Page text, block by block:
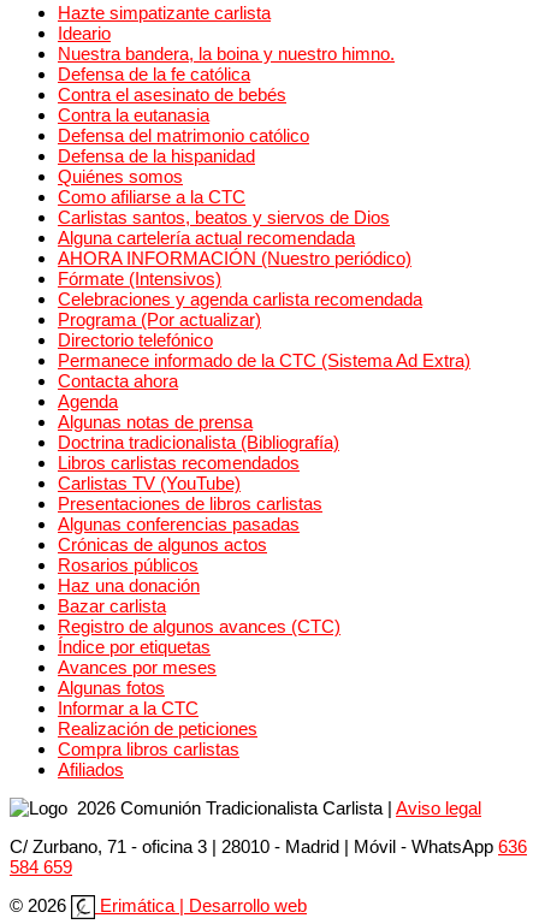
Hazte simpatizante carlista
Ideario
Nuestra bandera, la boina y nuestro himno.
Defensa de la fe católica
Contra el asesinato de bebés
Contra la eutanasia
Defensa del matrimonio católico
Defensa de la hispanidad
Quiénes somos
Como afiliarse a la CTC
Carlistas santos, beatos y siervos de Dios
Alguna cartelería actual recomendada
AHORA INFORMACIÓN (Nuestro periódico)
Fórmate (Intensivos)
Celebraciones y agenda carlista recomendada
Programa (Por actualizar)
Directorio telefónico
Permanece informado de la CTC (Sistema Ad Extra)
Contacta ahora
Agenda
Algunas notas de prensa
Doctrina tradicionalista (Bibliografía)
Libros carlistas recomendados
Carlistas TV (YouTube)
Presentaciones de libros carlistas
Algunas conferencias pasadas
Crónicas de algunos actos
Rosarios públicos
Haz una donación
Bazar carlista
Registro de algunos avances (CTC)
Índice por etiquetas
Avances por meses
Algunas fotos
Informar a la CTC
Realización de peticiones
Compra libros carlistas
Afiliados
2026 Comunión Tradicionalista Carlista | Aviso legal
C/ Zurbano, 71 - oficina 3 | 28010 - Madrid | Móvil - WhatsApp 636
584 659
© 2026
Erimática | Desarrollo web